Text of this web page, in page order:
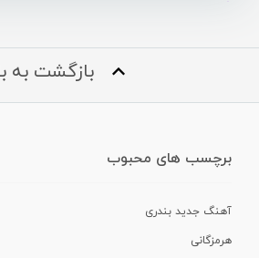
بازگشت به
برچسب های محبوب
آهنگ جدید بندری
هرمزگانی